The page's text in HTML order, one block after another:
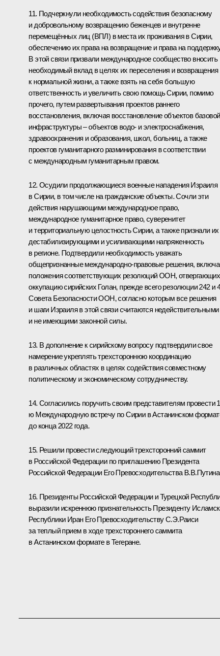
11. Подчеркнули необходимость содействия безопасному
и добровольному возвращению беженцев и внутренне
перемещённых лиц (ВПЛ) в места их проживания в Сирии,
обеспечению их права на возвращение и права на
В этой связи призвали международное сообщество вносить
необходимый вклад в целях их переселения и возвращения
к нормальной жизни, а также взять на себя большую
ответственность и увеличить свою помощь Сирии, помимо
прочего, путем развертывания проектов раннего
восстановления, включая восстановление объектов базовой
инфраструктуры – объектов водо- и электроснабжения,
здравоохранения и образования, школ, больниц, а также
проектов гуманитарного разминирования в соответствии
с международным гуманитарным правом.
12. Осудили продолжающиеся военные нападения Израиля
в Сирии, в том числе на гражданские объекты. Сочли эти
действия нарушающими международное право,
международное гуманитарное право, суверенитет
и территориальную целостность Сирии, а также признали их
дестабилизирующими и усиливающими напряженность
в регионе. Подтвердили необходимость уважать
общепризнанные международно-правовые решения,
положения соответствующих резолюций ООН, отвергающих
оккупацию сирийских Голан, прежде всего резолюции 242 и
Совета Безопасности ООН, согласно которым все решения
и шаги Израиля в этой связи считаются недействительными
и не имеющими законной силы.
13. В дополнение к сирийскому вопросу подтвердили свое
намерение укреплять трехстороннюю координацию
в различных областях в целях содействия совместному
политическому и экономическому сотрудничеству.
14. Согласились поручить своим представителям провести
ю Международную встречу по Сирии в Астанинском
до конца 2022 года.
15. Решили провести следующий трехсторонний саммит
в Российской Федерации по приглашению Президента
Российской Федерации Его Превосходительства
16. Президенты Российской Федерации и Турецкой
выразили искреннюю признательность Президенту
Республики Иран Его Превосходительству С.Э.Раиси
за теплый прием в ходе трехстороннего саммита
в Астанинском формате в Тегеране.